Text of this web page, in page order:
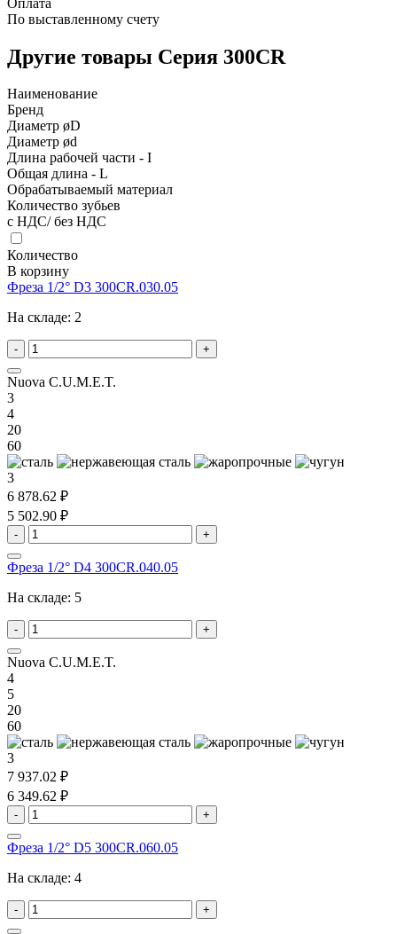
По выставленному счету
Другие товары Серия 300CR
Наименование
Бренд
Диаметр øD
Диаметр ød
Длина рабочей части - I
Общая длина - L
Обрабатываемый материал
Количество зубьев
с НДС/ без НДС
Количество
В корзину
Фреза 1/2° D3 300CR.030.05
На складе: 2
- +
Nuova C.U.M.E.T.
3
4
20
60
3
6 878.62 ₽
5 502.90 ₽
- +
Фреза 1/2° D4 300CR.040.05
На складе: 5
- +
Nuova C.U.M.E.T.
4
5
20
60
3
7 937.02 ₽
6 349.62 ₽
- +
Фреза 1/2° D5 300CR.060.05
На складе: 4
- +